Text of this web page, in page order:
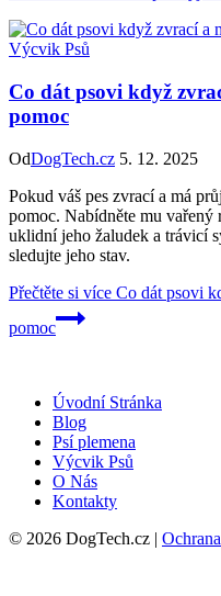
Výcvik Psů
Co dát psovi když
pomoc
OdDogTech.cz 5. 12. 2025
Pokud váš pes zvrací a má
pomoc. Nabídněte mu
uklidní jeho žaludek a trávicí
sledujte jeho stav.
Přečtěte si více Co dát psovi
pomoc
Úvodní Stránka
Blog
Psí plemena
Výcvik Psů
O Nás
Kontakty
© 2026 DogTech.cz |